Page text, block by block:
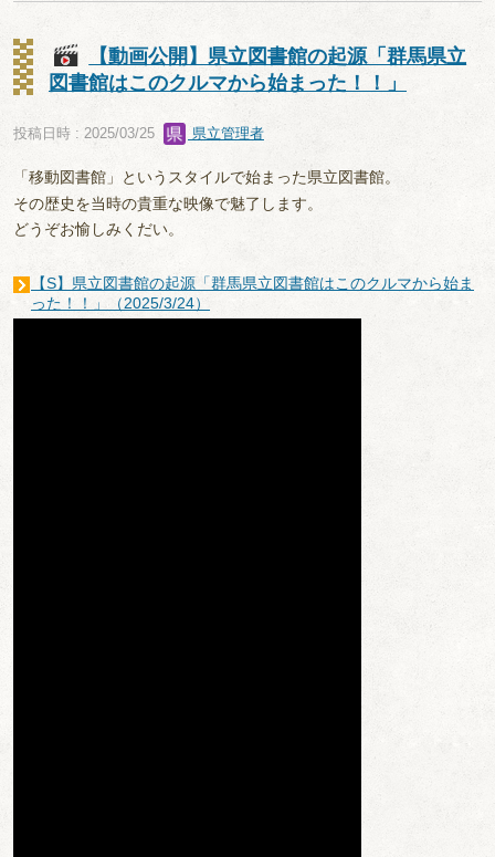
【動画公開】県立図書館の起源「群馬県立
図書館はこのクルマから始まった！！」
投稿日時 : 2025/03/25 県立管理者
「移動図書館」というスタイルで始まった県立図書館。
その歴史を当時の貴重な映像で魅了します。
どうぞお愉しみくだい。
【S】県立図書館の起源「群馬県立図書館はこのクルマから始ま
った！！」（2025/3/24）